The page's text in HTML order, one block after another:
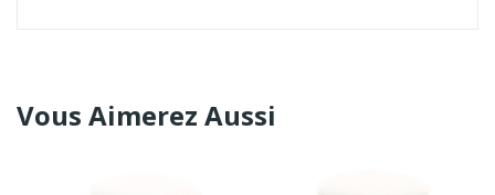
Vous Aimerez Aussi